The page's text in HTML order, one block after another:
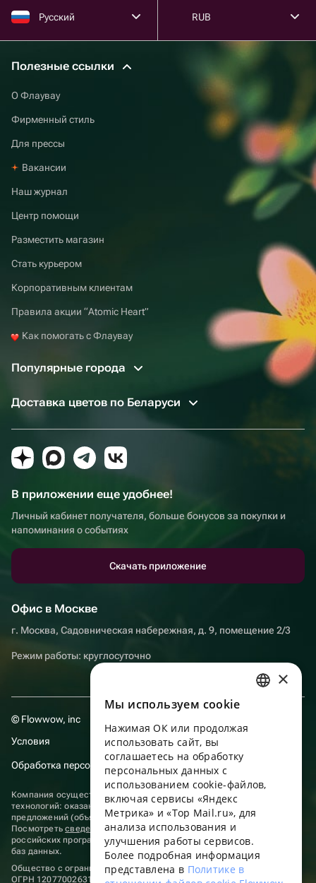
Русский RUB
Полезные ссылки
О Флаувау
Фирменный стиль
Для прессы
Вакансии
Наш журнал
Центр помощи
Разместить магазин
Стать курьером
Корпоративным клиентам
Правила акции “Atomic Heart”
Как помогать с Флаувау
Популярные города
Доставка цветов по Беларуси
В приложении еще удобнее!
Личный кабинет получателя, больше бонусов за покупки и
напоминания о событиях
Скачать приложение
Офис в Москве
г. Москва, Садовническая набережная, д. 9, помещение 2/3
Режим работы: круглосуточно
© Flowwow, inc
Условия
Обработка персональных данных
Компания осуществляет деятельность в области информационных
технологий: оказание услуг в сети “Интернет” по размещению
предложений (объявлений) продавцов о реализации товаров.
Посмотретьсведения о программах, включенных в реестр
российских программ для электронных вычислительных машин и
баз данных.
Общество с ограниченной ответственностью «ФЛАУВАУ»
ОГРН 1207700263198, ИНН 9702020445
ENGLISH
UKRAINIAN
PORTUGUESE
FRENCH
×
Мы используем сookie
Нажимая ОК или продолжая
использовать сайт, вы
соглашаетесь на обработку
персональных данных с
использованием cookie-файлов,
включая сервисы «Яндекс
Метрика» и «Top Mail.ru», для
анализа использования и
улучшения работы сервисов.
Более подробная информация
представлена в Политике в